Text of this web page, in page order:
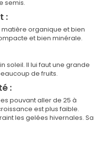
semis.
:
matière organique et bien
et bien minérale.
soleil. Il lui faut une grande
de fruits.
:
pouvant aller de 25 à
est plus faible.
les gelées hivernales. Sa